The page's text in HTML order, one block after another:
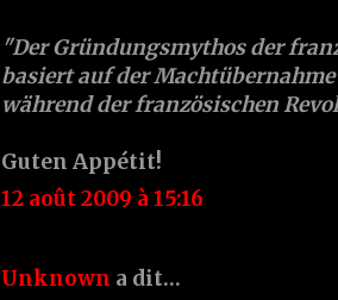
"Der Gründungsmythos der
basiert auf der
während der französischen
Guten Appétit!
12 août 2009 à 15:16
Unknown a dit…